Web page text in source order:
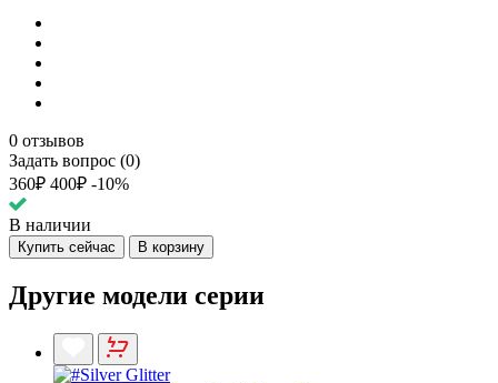
0 отзывов
Задать вопрос (0)
360₽ 400₽ -10%
В наличии
Купить сейчас В корзину
Другие модели серии